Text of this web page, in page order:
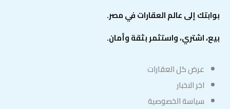
بوابتك إلى عالم العقارات في مصر.
بيع، اشتري، واستثمر بثقة وأمان.
عرض كل العقارات
اخر الاخبار
سياسة الخصوصية